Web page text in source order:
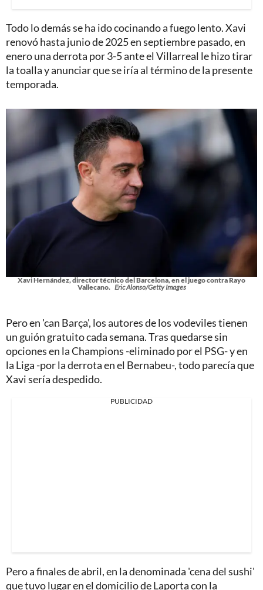
Todo lo demás se ha ido cocinando a fuego lento. Xavi
renovó hasta junio de 2025 en septiembre pasado, en
enero una derrota por 3-5 ante el Villarreal le hizo tirar
la toalla y anunciar que se iría al término de la presente
temporada.
Xavi Hernández, director técnico del Barcelona, en el juego contra Rayo
Vallecano. Eric Alonso/Getty Images
Pero en 'can Barça', los autores de los vodeviles tienen
un guión gratuito cada semana. Tras quedarse sin
opciones en la Champions -eliminado por el PSG- y en
la Liga -por la derrota en el Bernabeu-, todo parecía que
Xavi sería despedido.
PUBLICIDAD
Pero a finales de abril, en la denominada 'cena del sushi'
que tuvo lugar en el domicilio de Laporta con la